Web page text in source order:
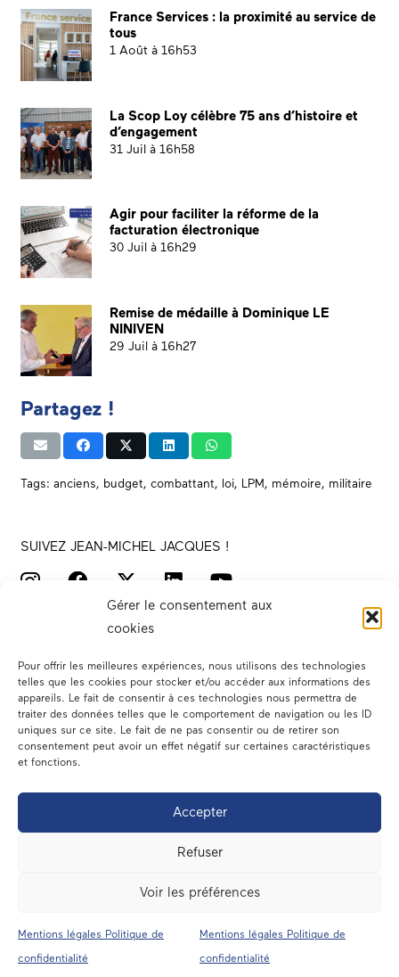
Gérer le consentement aux
cookies
Pour offrir les meilleures expériences, nous utilisons des technologies
telles que les cookies pour stocker et/ou accéder aux informations des
appareils. Le fait de consentir à ces technologies nous permettra de
traiter des données telles que le comportement de navigation ou les ID
uniques sur ce site. Le fait de ne pas consentir ou de retirer son
consentement peut avoir un effet négatif sur certaines caractéristiques
et fonctions.
Accepter
Refuser
Voir les préférences
Mentions légales Politique de
confidentialité
Mentions légales Politique de
confidentialité
France Services : la proximité au service de
tous
1 Août à 16h53
La Scop Loy célèbre 75 ans d’histoire et
d’engagement
31 Juil à 16h58
Agir pour faciliter la réforme de la
facturation électronique
30 Juil à 16h29
Remise de médaille à Dominique LE
NINIVEN
29 Juil à 16h27
Partagez !
Tags: anciens, budget, combattant, loi, LPM, mémoire, militaire
SUIVEZ JEAN-MICHEL JACQUES !
Votre député
Dans les médias
En circonscription
A l’assemblée
Contact
Mentions légales